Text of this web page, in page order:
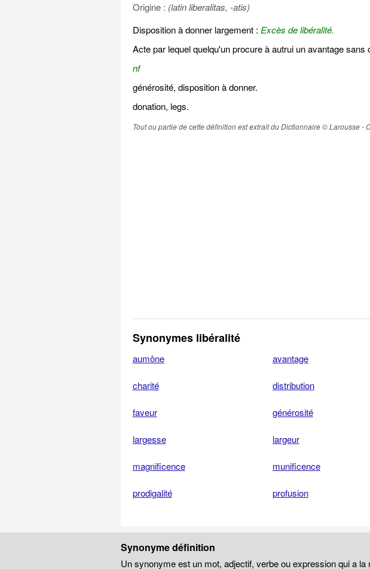
Origine : (latin liberalitas, -atis)
Disposition à donner largement : Excès de libéralité.
Acte par lequel quelqu'un procure à autrui un avantage sans
nf
générosité, disposition à donner.
donation, legs.
Tout ou partie de cette définition est extrait du Dictionnaire © Larousse -
Synonymes libéralité
aumône avantage
charité distribution
faveur générosité
largesse largeur
magnificence munificence
prodigalité profusion
Synonyme définition
Un synonyme est un mot, adjectif, verbe ou expression qui a